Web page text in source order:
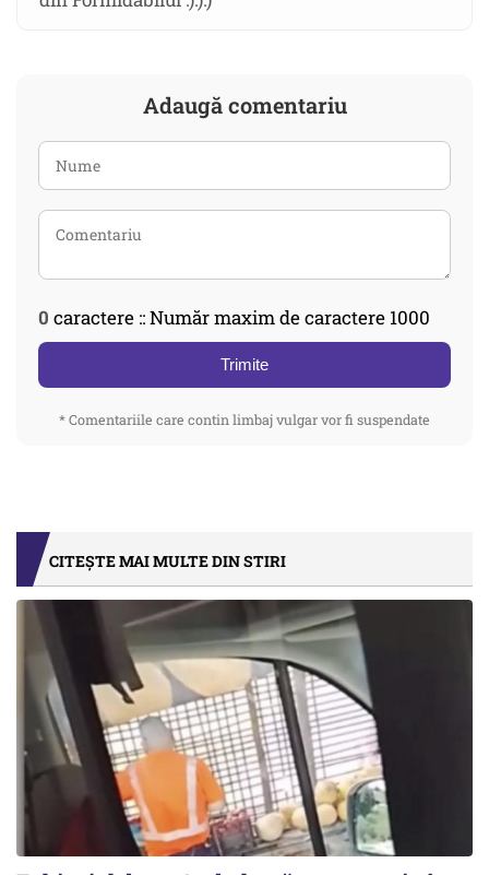
Adaugă comentariu
0 caractere :: Număr maxim de caractere 1000
Trimite
* Comentariile care contin limbaj vulgar vor fi suspendate
CITEȘTE MAI MULTE DIN STIRI